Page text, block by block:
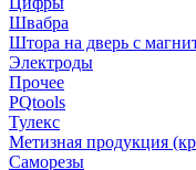
Швабра
Штора на дверь с
Электроды
Прочее
PQtools
Тулекс
Метизная продукция
Саморезы